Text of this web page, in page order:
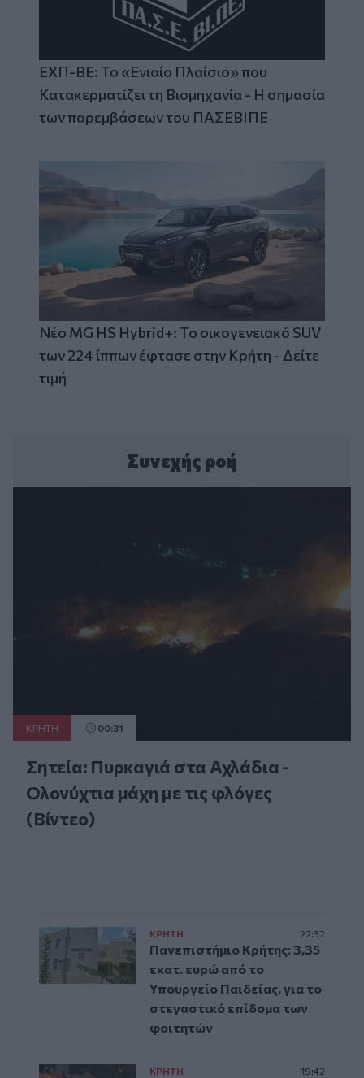
ΕΧΠ-ΒΕ: Το «Ενιαίο Πλαίσιο» που
Κατακερματίζει τη Βιομηχανία - Η σημασία
των παρεμβάσεων του ΠΑΣΕΒΙΠΕ
Νέο MG HS Hybrid+: Το οικογενειακό SUV
των 224 ίππων έφτασε στην Κρήτη - Δείτε
τιμή
Συνεχής ροή
ΚΡΗΤΗ 00:31
Σητεία: Πυρκαγιά στα Αχλάδια -
Ολονύχτια μάχη με τις φλόγες
(Βίντεο)
ΚΡΗΤΗ 22:32
Πανεπιστήμιο Κρήτης: 3,35
εκατ. ευρώ από το
Υπουργείο Παιδείας, για το
στεγαστικό επίδομα των
φοιτητών
ΚΡΗΤΗ 19:42